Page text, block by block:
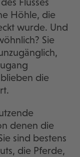
Höhle, die
wurde. Und
Sie
die
denen die
sind bestens
die Pferde,